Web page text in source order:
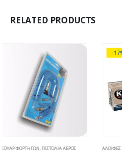
RELATED PRODUCTS
ΑΛΟΙΦΕΣ ΓΥΑΛΙΣΜΑΤΟΣ,ΑΞΕΣΟΥΑΡ ΦΟΡΤΗΓΩΝ ,